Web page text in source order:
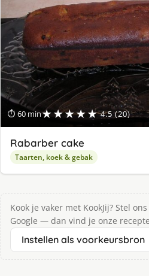
⏱ 60 min★★★★★ 4.5 (20)
Rabarber cake
Taarten, koek & gebak
Kook je vaker met KookJij? Stel
Google — dan vind je onze
Instellen als voorkeursbron